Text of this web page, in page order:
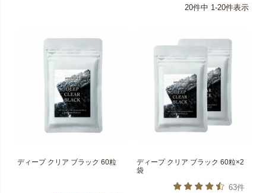
20件中 1-20件表示
ディープ クリア ブラック 60粒
ディープ クリア ブラック 60粒×2
袋
63件